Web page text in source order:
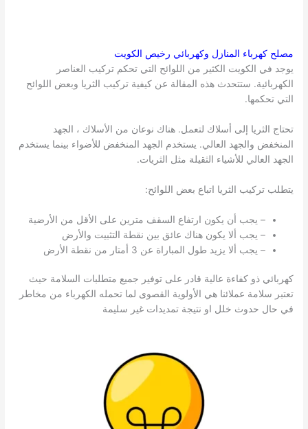
مصلح كهرباء المنازل وكهربائي رخيص الكويت
يوجد في الكويت الكثير من اللوائح التي تحكم تركيب العناصر
الكهربائية. ستتحدث هذه المقالة عن كيفية تركيب الثريا وبعض اللوائح
التي تحكمها.
تحتاج الثريا إلى أسلاك لتعمل. هناك نوعان من الأسلاك ، الجهد
المنخفض والجهد العالي. يستخدم الجهد المنخفض للأضواء بينما يستخدم
الجهد العالي للأشياء الثقيلة مثل الثريات.
يتطلب تركيب الثريا اتباع بعض اللوائح:
– يجب أن يكون ارتفاع السقف مترين على الأقل من الأرضية
– يجب ألا يكون هناك عائق بين نقطة التثبيت والأرض
– يجب ألا يزيد طول المباراة عن 3 أمتار من نقطة الأرض
كهربائي ذو كفاءة عالية قادر على توفير جميع متطلبات السلامة حيث
تعتبر سلامة عملائنا هي الأولوية القصوى لما تحمله الكهرباء من مخاطر
في حال حدوث خلل او نتيجة تمديدات غير سليمة